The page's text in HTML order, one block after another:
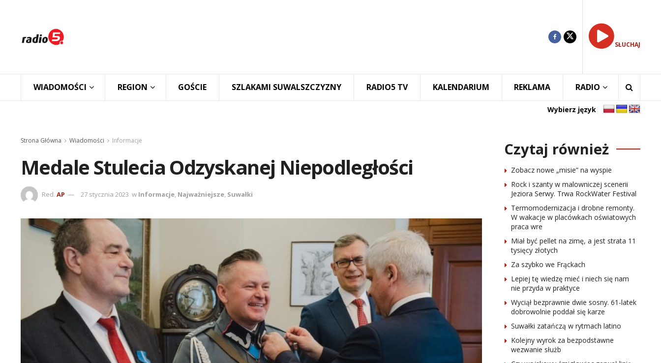
SŁUCHAJ
WIADOMOŚCI REGION GOŚCIE SZLAKAMI SUWALSZCZYZNY RADIO5 TV KALENDARIUM REKLAMA RADIO
Wybierz język
Strona Główna Wiadomości Informacje
Medale Stulecia Odzyskanej Niepodległości
Red. AP 27 stycznia 2023 w Informacje, Najważniejsze, Suwałki
Czytaj również
Zobacz nowe „misie” na wyspie
Rock i szanty w malowniczej scenerii
Jeziora Serwy. Trwa RockWater Festival
Termomodernizacja i drobne remonty.
W wakacje w placówkach oświatowych
praca wre
Miał być pellet na zimę, a jest strata 11
tysięcy złotych
Za szybko we Frąckach
Lepiej tę wiedzę mieć i niech się nam
nie przyda w praktyce
Wyciął bezprawnie dwie sosny. 61-latek
dobrowolnie poddał się karze
Suwałki zatańczą w rytmach latino
Kolejny wyrok za bezpodstawne
wezwanie służb